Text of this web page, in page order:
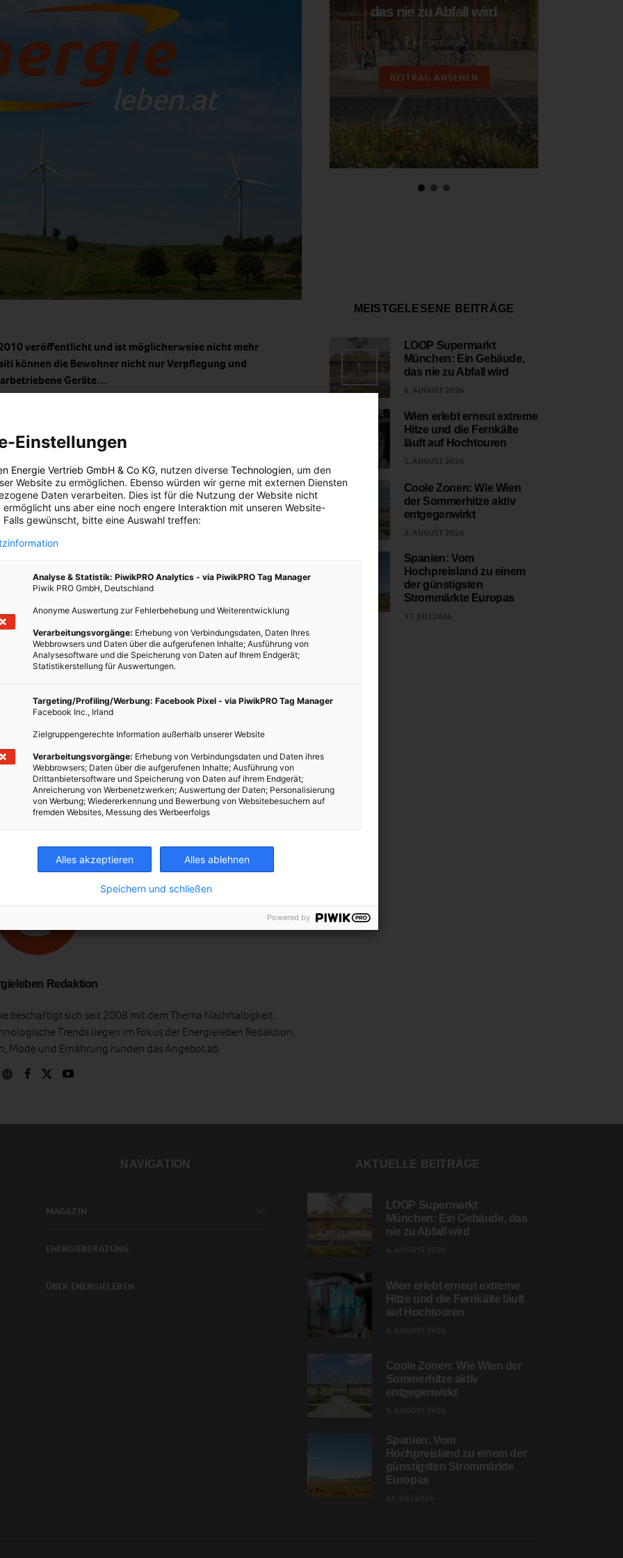
veröffentlicht und ist möglicherweise nicht mehr
können die Bewohner nicht nur Verpflegung und
Geräte…
veröffentlicht
mehr aktuell!
die Bewohner nicht nur Verpflegung und medizinische Hilfe
ihnen auf dem Weg zurück in den Alltag helfen.
schickt seine mit Sonnenenergie betriebenen Öfen.
kochen können. Die InitiativeWorldWater for Haiti
geliefert werden. Außerdem erhalten die Einwohner
deren Akku sich mit Sonnenergie aufladen lässt.
Bibeln als Hörbücher, die Solarzellen eingebaut haben, um
die sie für Haiti spenden,finden Sie hier
TWEET
SPENDEN
Redaktion
beschäftigt sich seit 2008 mit dem Thema Nachhaltigkeit.
Trends liegen im Fokus der Energieleben Redaktion.
Mode und Ernährung runden das Angebot ab.
das nie zu Abfall wird
6. AUGUST 2026
BEITRAG ANSEHEN
MEISTGELESENE BEITRÄGE
1
LOOP Supermarkt
München: Ein Gebäude,
das nie zu Abfall wird
6. AUGUST 2026
Wien erlebt erneut extreme
Hitze und die Fernkälte
läuft auf Hochtouren
5. AUGUST 2026
Coole Zonen: Wie Wien
der Sommerhitze aktiv
entgegenwirkt
3. AUGUST 2026
Spanien: Vom
Hochpreisland zu einem
der günstigsten
Strommärkte Europas
31. JULI 2026
NAVIGATION
MAGAZIN
ENERGIEBERATUNG
ÜBER ENERGIELEBEN
AKTUELLE BEITRÄGE
LOOP Supermarkt
München: Ein Gebäude, das
nie zu Abfall wird
Wien erlebt erneut extreme
Hitze und die Fernkälte läuft
auf Hochtouren
Coole Zonen: Wie Wien der
Sommerhitze aktiv
entgegenwirkt
Spanien: Vom
Hochpreisland zu einem der
günstigsten Strommärkte
Europas
Einstellungen
Energie Vertrieb GmbH & Co KG, nutzen diverse Technologien, um den
Website zu ermöglichen. Ebenso würden wir gerne mit externen Diensten
Daten verarbeiten. Dies ist für die Nutzung der Website nicht
ermöglicht uns aber eine noch engere Interaktion mit unseren Website-
Falls gewünscht, bitte eine Auswahl treffen:
Analyse & Statistik: PiwikPRO Analytics - via PiwikPRO Tag Manager
Piwik PRO GmbH, Deutschland
Anonyme Auswertung zur Fehlerbehebung und Weiterentwicklung
Verarbeitungsvorgänge: Erhebung von Verbindungsdaten, Daten Ihres
Webbrowsers und Daten über die aufgerufenen Inhalte; Ausführung von
Analysesoftware und die Speicherung von Daten auf Ihrem Endgerät;
Statistikerstellung für Auswertungen.
Targeting/Profiling/Werbung: Facebook Pixel - via PiwikPRO Tag Manager
Facebook Inc., Irland
Zielgruppengerechte Information außerhalb unserer Website
Verarbeitungsvorgänge: Erhebung von Verbindungsdaten und Daten ihres
Webbrowsers; Daten über die aufgerufenen Inhalte; Ausführung von
Drittanbietersoftware und Speicherung von Daten auf ihrem Endgerät;
Anreicherung von Werbenetzwerken; Auswertung der Daten; Personalisierung
von Werbung; Wiedererkennung und Bewerbung von Websitebesuchern auf
fremden Websites, Messung des Werbeerfolgs
Alles akzeptieren Alles ablehnen
Speichern und schließen
Powered by